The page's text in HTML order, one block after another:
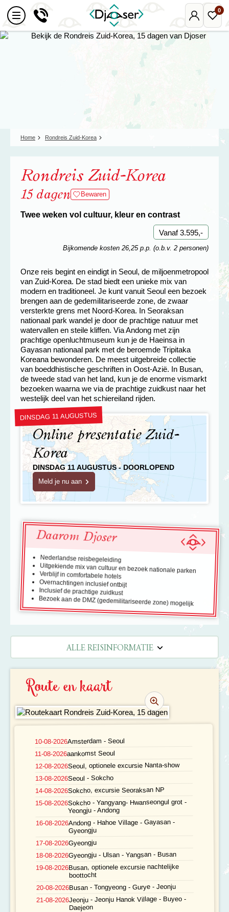
Mijn
Djoser
0
Home Rondreis Zuid-Korea
Rondreis Zuid-Korea
15 dagen Bewaren
Twee weken vol cultuur, kleur en contrast
Vanaf 3.595,-
Bijkomende kosten 26,25 p.p. (o.b.v. 2 personen)
Onze reis begint en eindigt in Seoul, de miljoenmetropool
van Zuid-Korea. De stad biedt een unieke mix van
modern en traditioneel. Je kunt vanuit Seoul een bezoek
brengen aan de gedemilitariseerde zone, de zwaar
versterkte grens met Noord-Korea. In Seoraksan
nationaal park wandel je door de prachtige natuur met
watervallen en steile kliffen. Via Andong met zijn
prachtige openluchtmuseum kun je de Haeinsa in
Gayasan nationaal park met de beroemde Tripitaka
Koreana bewonderen. De meest uitgebreide collectie
van boeddhistische geschriften in Oost-Azië. In Busan,
de tweede stad van het land, kun je de enorme vismarkt
bezoeken waarna we via de prachtige zuidkust naar het
westelijk deel van het schiereiland rijden.
DINSDAG 11 AUGUSTUS
Online presentatie Zuid-
Korea
DINSDAG 11 AUGUSTUS - DOORLOPEND
Meld je nu aan
Daarom Djoser
Nederlandse reisbegeleiding
Uitgekiende mix van cultuur en bezoek nationale parken
Verblijf in comfortabele hotels
Overnachtingen inclusief ontbijt
Inclusief de prachtige zuidkust
Bezoek aan de DMZ (gedemilitariseerde zone) mogelijk
ALLE REISINFORMATIE
REISBESCHRIJVING
VERTREKDATA/PRIJS
REVIEWS
PRAKTISCHE INFORMATIE
Accommodatie
Vliegreis
Vervoer
Bij de reis inbegrepen
Reisdocumenten
Geldzaken
FAQ
FOTO'S EN VIDEO
REIS BOEKEN
Route en kaart
10-08-2026Amsterdam - Seoul
11-08-2026aankomst Seoul
12-08-2026Seoul, optionele excursie Nanta-show
13-08-2026Seoul - Sokcho
14-08-2026Sokcho, excursie Seoraksan NP
15-08-2026Sokcho - Yangyang- Hwanseongul grot -
Yeongju - Andong
16-08-2026Andong - Hahoe Village - Gayasan -
Gyeongju
17-08-2026Gyeongju
18-08-2026Gyeongju - Ulsan - Yangsan - Busan
19-08-2026Busan, optionele excursie nachtelijke
boottocht
20-08-2026Busan - Tongyeong - Gurye - Jeonju
21-08-2026Jeonju - Jeonju Hanok Village - Buyeo -
Daejeon